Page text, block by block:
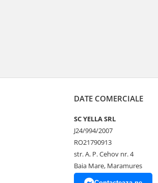
DATE COMERCIALE
SC YELLA SRL
J24/994/2007
RO21790913
str. A. P. Cehov nr. 4
Baia Mare, Maramures